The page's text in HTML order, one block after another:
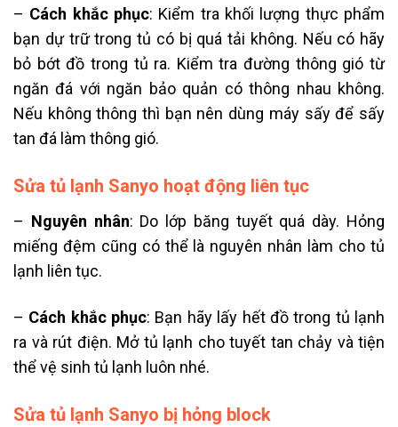
– Cách khắc phục: Kiểm tra khối lượng thực phẩm
bạn dự trữ trong tủ có bị quá tải không. Nếu có hãy
bỏ bớt đồ trong tủ ra. Kiểm tra đường thông gió từ
ngăn đá với ngăn bảo quản có thông nhau không.
Nếu không thông thì bạn nên dùng máy sấy để sấy
tan đá làm thông gió.
Sửa tủ lạnh Sanyo hoạt động liên tục
– Nguyên nhân: Do lớp băng tuyết quá dày. Hỏng
miếng đệm cũng có thể là nguyên nhân làm cho tủ
lạnh liên tục.
– Cách khắc phục: Bạn hãy lấy hết đồ trong tủ lạnh
ra và rút điện. Mở tủ lạnh cho tuyết tan chảy và tiện
thể vệ sinh tủ lạnh luôn nhé.
Sửa tủ lạnh Sanyo bị hỏng block